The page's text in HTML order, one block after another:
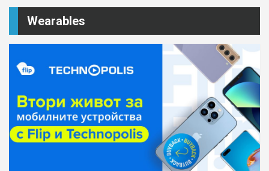
Wearables